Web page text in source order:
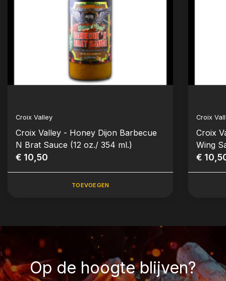
Croix Valley
Croix Valley - Honey Dijon Barbecue
N Brat Sauce (12 oz./ 354 ml.)
€ 10,50
TOEVOEGEN
Croix
Croix
Wing
€
Op de hoogte blijven?